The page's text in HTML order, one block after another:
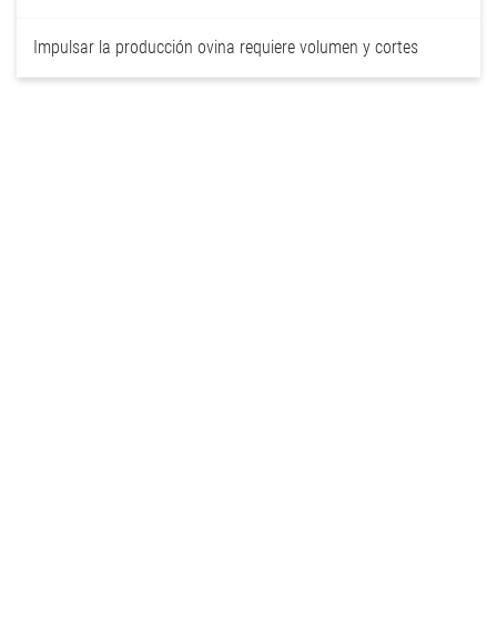
Impulsar la producción ovina requiere volumen y cortes